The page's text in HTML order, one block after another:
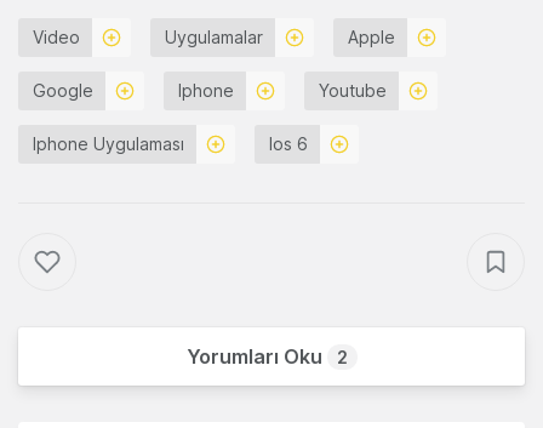
Video Uygulamalar Apple
Google Iphone Youtube
Iphone Uygulaması Ios 6
Yorumları Oku 2